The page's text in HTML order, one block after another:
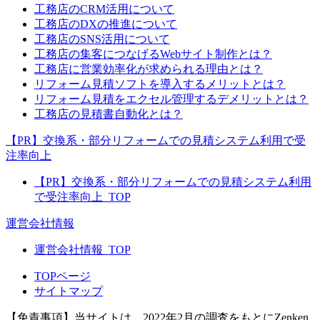
工務店のCRM活用について
工務店のDXの推進について
工務店のSNS活用について
工務店の集客につなげるWebサイト制作とは？
工務店に営業効率化が求められる理由とは？
リフォーム見積ソフトを導入するメリットとは？
リフォーム見積をエクセル管理するデメリットとは？
工務店の見積書自動化とは？
【PR】交換系・部分リフォームでの見積システム利用で受
注率向上
【PR】交換系・部分リフォームでの見積システム利用
で受注率向上_TOP
運営会社情報
運営会社情報_TOP
TOPページ
サイトマップ
【免責事項】 当サイトは、2022年2月の調査をもとにZenken